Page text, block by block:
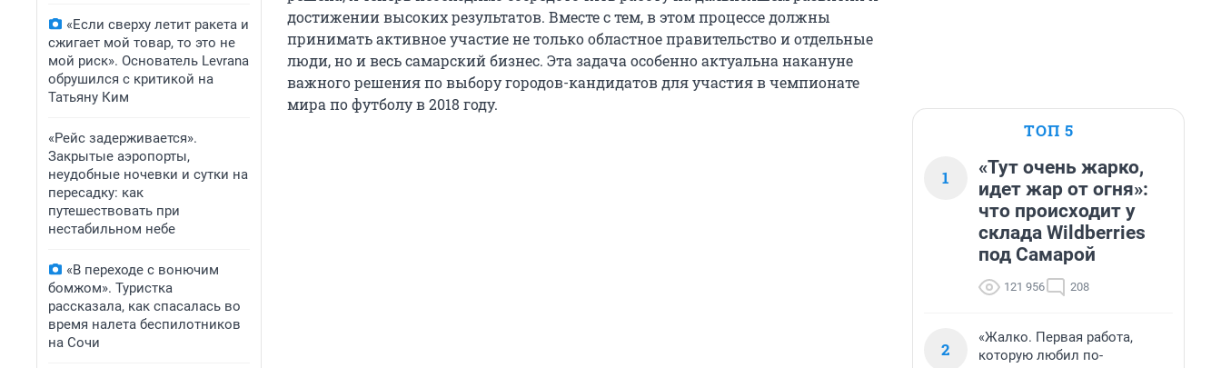
«Если сверху летит ракета и
сжигает мой товар, то это не
мой риск». Основатель Levrana
обрушился с критикой на
Татьяну Ким
«Рейс задерживается».
Закрытые аэропорты,
неудобные ночевки и сутки на
пересадку: как
путешествовать при
нестабильном небе
«В переходе с вонючим
бомжом». Туристка
рассказала, как спасалась во
время налета беспилотников
на Сочи
достижении высоких результатов. Вместе с тем, в этом процессе должны
принимать активное участие не только областное правительство и отдельные
люди, но и весь самарский бизнес. Эта задача особенно актуальна накануне
важного решения по выбору городов-кандидатов для участия в чемпионате
мира по футболу в 2018 году.
ТОП 5
1
«Тут очень жарко,
идет жар от огня»:
что происходит у
склада Wildberries
под Самарой
121 956 208
2
«Жалко. Первая работа,
которую любил по-